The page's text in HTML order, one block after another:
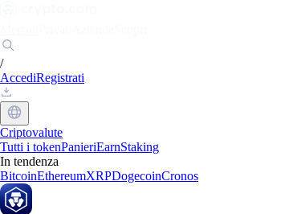
/
AccediRegistrati
Criptovalute
Tutti i tokenPanieriEarnStaking
In tendenza
BitcoinEthereumXRPDogecoinCronos